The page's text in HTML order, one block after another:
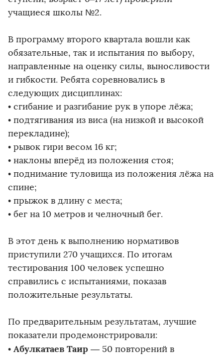
учащиеся школы №2.
В программу второго квартала вошли как
обязательные, так и испытания по выбору,
направленные на оценку силы, выносливости
и гибкости. Ребята соревновались в
следующих дисциплинах:
• сгибание и разгибание рук в упоре лёжа;
• подтягивания из виса (на низкой и высокой
перекладине);
• рывок гири весом 16 кг;
• наклоны вперёд из положения стоя;
• поднимание туловища из положения лёжа на
спине;
• прыжок в длину с места;
• бег на 10 метров и челночный бег.
В этот день к выполнению нормативов
приступили 270 учащихся. По итогам
тестирования 100 человек успешно
справились с испытаниями, показав
положительные результаты.
По предварительным результатам, лучшие
показатели продемонстрировали:
• Абулкатаев Таир — 50 повторений в